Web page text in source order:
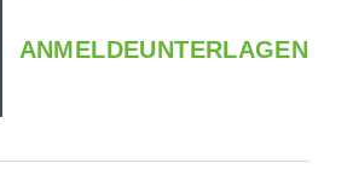
ANMELDEUNTERLAGEN